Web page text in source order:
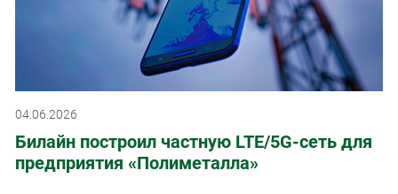
04.06.2026
Билайн построил частную LTE/5G-сеть для
предприятия «Полиметалла»